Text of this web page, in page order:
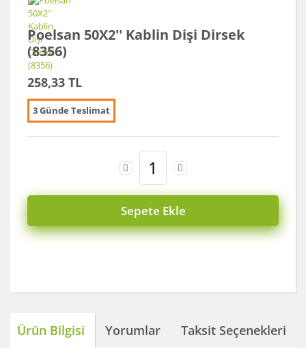
Poelsan 50X2'' Kablin Dişi Dirsek
(8356)
258,33 TL
3 Günde Teslimat
Sepete Ekle
Ürün Bilgisi Yorumlar Taksit Seçenekleri